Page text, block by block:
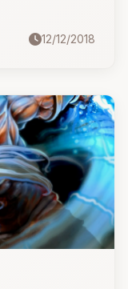
12/12/2018